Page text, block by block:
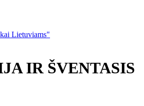
Lietuviams"
IR ŠVENTASIS